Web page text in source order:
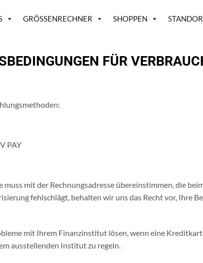
GRÖSSENRECHNER SHOPPEN
FÜR
PAY
muss mit der Rechnungsadresse übereinstimmen, die
fehlschlägt, behalten wir uns das Recht vor, Ihre
mit Ihrem Finanzinstitut lösen, wenn eine
ausstellenden Institut zu regeln.